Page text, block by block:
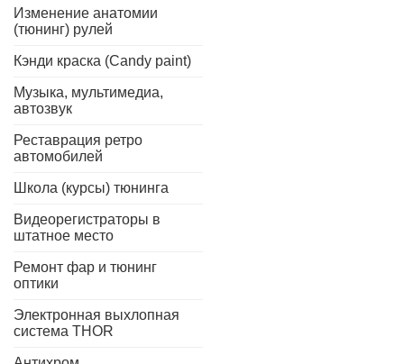
Изменение анатомии
(тюнинг) рулей
Кэнди краска (Candy paint)
Музыка, мультимедиа,
автозвук
Реставрация ретро
автомобилей
Школа (курсы) тюнинга
Видеорегистраторы в
штатное место
Ремонт фар и тюнинг
оптики
Электронная выхлопная
система THOR